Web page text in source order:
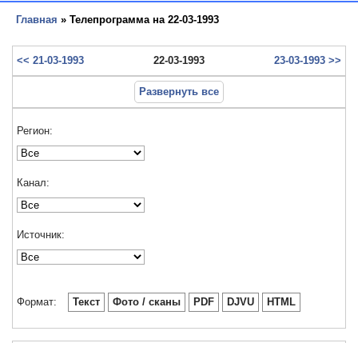
Главная » Телепрограмма на 22-03-1993
<< 21-03-1993 22-03-1993 23-03-1993 >>
Развернуть все
Регион:
Канал:
Источник:
Формат: Текст Фото / сканы PDF DJVU HTML